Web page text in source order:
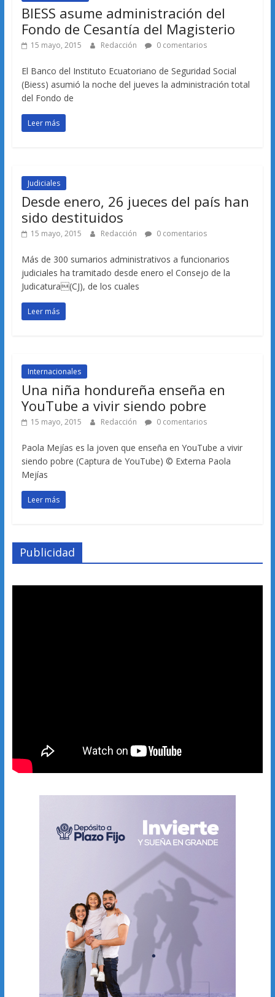
BIESS asume administración del
Fondo de Cesantía del Magisterio
15 mayo, 2015 Redacción 0 comentarios
El Banco del Instituto Ecuatoriano de Seguridad Social
(Biess) asumió la noche del jueves la administración total
del Fondo de
Leer más
Judiciales
Desde enero, 26 jueces del país han
sido destituidos
15 mayo, 2015 Redacción 0 comentarios
Más de 300 sumarios administrativos a funcionarios
judiciales ha tramitado desde enero el Consejo de la
Judicatura(CJ), de los cuales
Leer más
Internacionales
Una niña hondureña enseña en
YouTube a vivir siendo pobre
15 mayo, 2015 Redacción 0 comentarios
Paola Mejías es la joven que enseña en YouTube a vivir
siendo pobre (Captura de YouTube) © Externa Paola
Mejías
Leer más
Publicidad